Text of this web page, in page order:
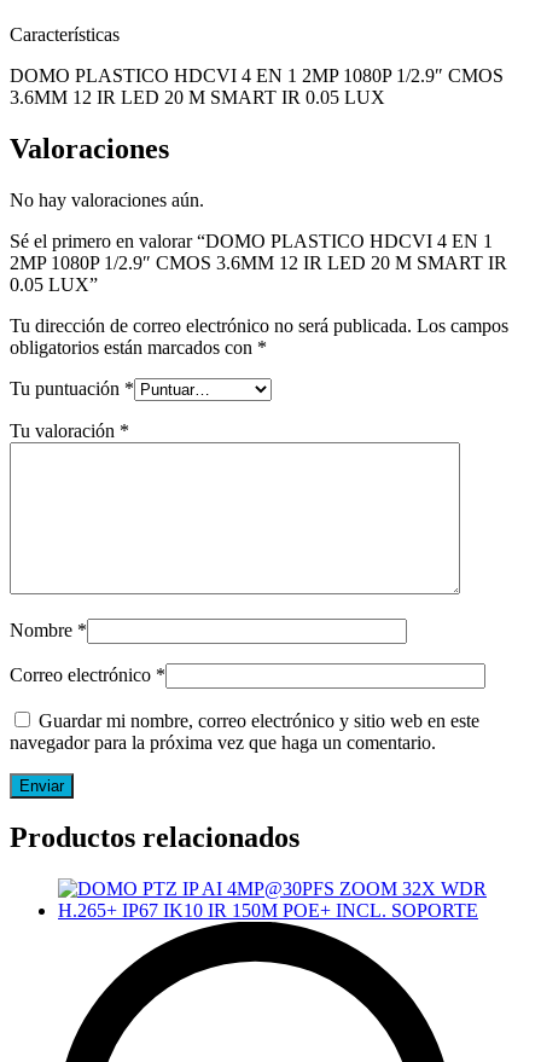
Características
DOMO PLASTICO HDCVI 4 EN 1 2MP 1080P 1/2.9″ CMOS
3.6MM 12 IR LED 20 M SMART IR 0.05 LUX
Valoraciones
No hay valoraciones aún.
Sé el primero en valorar “DOMO PLASTICO HDCVI 4 EN 1
2MP 1080P 1/2.9″ CMOS 3.6MM 12 IR LED 20 M SMART IR
0.05 LUX”
Tu dirección de correo electrónico no será publicada. Los campos
obligatorios están marcados con *
Tu puntuación *
Tu valoración *
Nombre *
Correo electrónico *
Guardar mi nombre, correo electrónico y sitio web en este
navegador para la próxima vez que haga un comentario.
Productos relacionados